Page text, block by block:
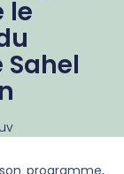
le